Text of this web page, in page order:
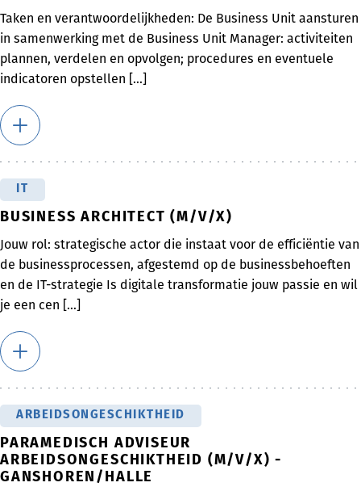
Taken en verantwoordelijkheden: De Business Unit aansturen
in samenwerking met de Business Unit Manager: activiteiten
plannen, verdelen en opvolgen; procedures en eventuele
indicatoren opstellen [...]
BUSINESS ARCHITECT (M/V/X)
Jouw rol: strategische actor die instaat voor de efficiëntie van
de businessprocessen, afgestemd op de businessbehoeften
en de IT-strategie Is digitale transformatie jouw passie en wil
je een cen [...]
ARBEIDSONGESCHIKTHEID
PARAMEDISCH ADVISEUR
ARBEIDSONGESCHIKTHEID (M/V/X) -
GANSHOREN/HALLE